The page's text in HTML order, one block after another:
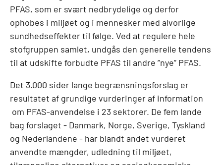
PFAS, som er svært nedbrydelige og derfor
ophobes i miljøet og i mennesker med alvorlige
sundhedseffekter til følge. Ved at regulere hele
stofgruppen samlet, undgås den generelle tendens
til at udskifte forbudte PFAS til andre ”nye” PFAS.
Det 3.000 sider lange begrænsningsforslag er
resultatet af grundige vurderinger af information
om PFAS-anvendelse i 23 sektorer. De fem lande
bag forslaget - Danmark, Norge, Sverige, Tyskland
og Nederlandene - har blandt andet vurderet
anvendte mængder, udledning til miljøet,